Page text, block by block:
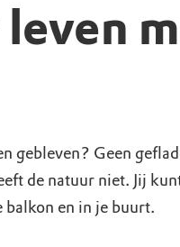
gebleven? Geen
de natuur niet. Jij
balkon en in je buurt.